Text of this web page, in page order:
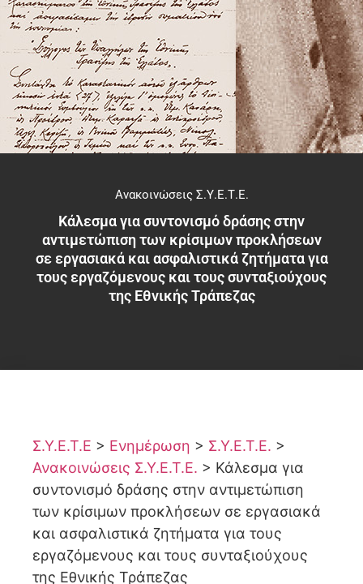
Ανακοινώσεις Σ.Υ.Ε.Τ.Ε.
Κάλεσμα για συντονισμό δράσης στην
αντιμετώπιση των κρίσιμων προκλήσεων
σε εργασιακά και ασφαλιστικά ζητήματα για
τους εργαζόμενους και τους συνταξιούχους
της Εθνικής Τράπεζας
Σ.Υ.Ε.Τ.Ε > Ενημέρωση > Σ.Υ.Ε.Τ.Ε. >
Ανακοινώσεις Σ.Υ.Ε.Τ.Ε. > Κάλεσμα για
συντονισμό δράσης στην αντιμετώπιση
των κρίσιμων προκλήσεων σε εργασιακά
και ασφαλιστικά ζητήματα για τους
εργαζόμενους και τους συνταξιούχους
της Εθνικής Τράπεζας